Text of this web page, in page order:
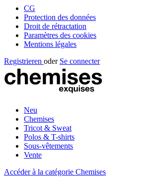
CG
Protection des données
Droit de rétractation
Paramètres des cookies
Mentions légales
Registrieren oder Se connecter
Neu
Chemises
Tricot & Sweat
Polos & T-shirts
Sous-vêtements
Vente
Accéder à la catégorie Chemises